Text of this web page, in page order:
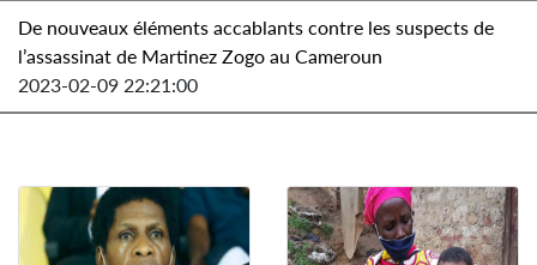
De nouveaux éléments accablants contre les suspects de
l’assassinat de Martinez Zogo au Cameroun
2023-02-09 22:21:00